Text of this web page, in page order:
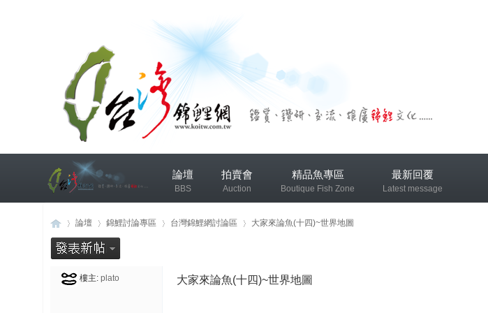
論壇
BBS
拍賣會
Auction
精品魚專區
Boutique Fish Zone
最新回覆
Latest message
錦鯉協會專區 錦鯉討論專區
»
論壇
›
錦鯉討論專區 台灣錦鯉網討論區 大家來論魚(十四)~世界地圖
樓主: plato 大家來論魚(十四)~世界地圖